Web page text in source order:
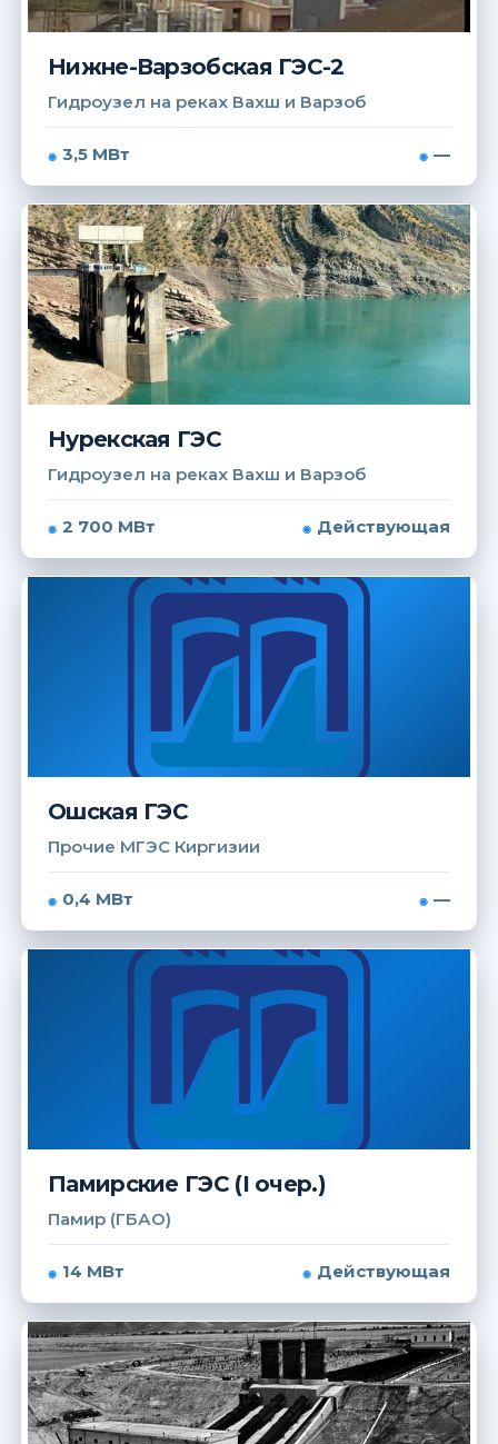
Нижне-Варзобская ГЭС-2
Гидроузел на реках Вахш и Варзоб
3,5 МВт —
Нурекская ГЭС
Гидроузел на реках Вахш и Варзоб
2 700 МВт Действующая
Ошская ГЭС
Прочие МГЭС Киргизии
0,4 МВт —
Памирские ГЭС (I очер.)
Памир (ГБАО)
14 МВт Действующая